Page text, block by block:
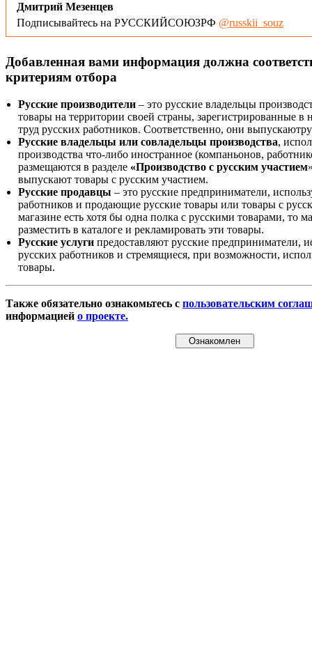
Дмитрий Мезенцев
Подписывайтесь на РУССКИЙСОЮЗРФ @russkii_souz
Добавленная вами информация должна
критериям отбора
Русские производители – это русские владельцы
товары на территории своей страны, зарегистрированные
труд русских работников. Соответственно, они
Русские владельцы или совладельцы производства,
производства что-либо иностранное (компаньонов,
размещаются в разделе «Производство с русским участием
выпускают товары с русским участием.
Русские продавцы – это русские предприниматели,
работников и продающие русские товары или товары с
магазине есть хотя бы одна полка с русскими товарами, то
разместить в каталоге и рекламировать эти товары.
Русские услуги предоставляют русские предприниматели,
русских работников и стремящиеся, при возможности,
товары.
Также обязательно ознакомьтесь с пользовательским
информацией о проекте.
Ознакомлен